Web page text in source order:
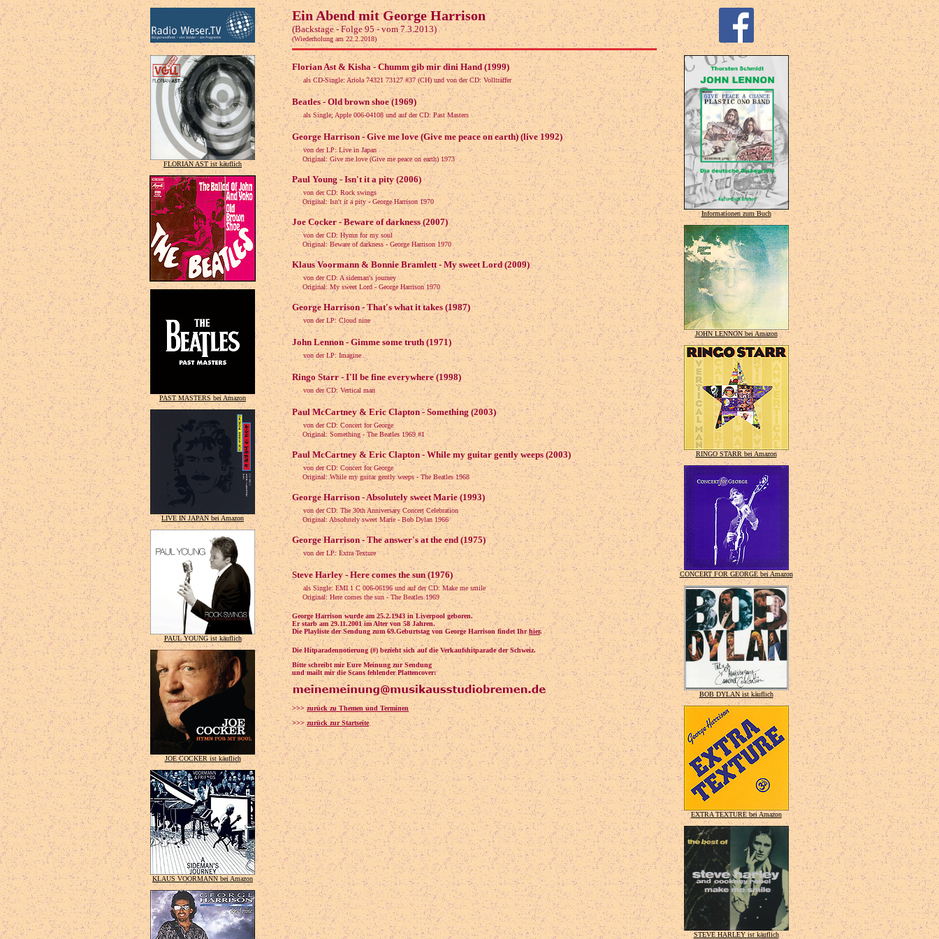
FLORIAN AST ist käuflich
PAST MASTERS bei Amazon
LIVE IN JAPAN bei Amazon
PAUL YOUNG ist käuflich
JOE COCKER ist käuflich
KLAUS VOORMANN bei Amazon
Ein Abend mit George Harrison
(Backstage - Folge 95 - vom 7.3.2013)
(Wiederholung am 22.2.2018)
Florian Ast & Kisha - Chumm gib mir dini Hand (1999)
als CD-Single: Ariola 74321 73127 #37 (CH) und von der CD: Vollträffer
Beatles - Old brown shoe (1969)
als Single; Apple 006-04108 und auf der CD: Past Masters
George Harrison - Give me love (Give me peace on earth) (live 1992)
von der LP: Live in Japan
Original: Give me love (Give me peace on earth) 1973
Paul Young - Isn't it a pity (2006)
von der CD: Rock swings
Original: Isn't it a pity - George Harrison 1970
Joe Cocker - Beware of darkness (2007)
von der CD: Hymn for my soul
Original: Beware of darkness - George Harrison 1970
Klaus Voormann & Bonnie Bramlett - My sweet Lord (2009)
von der CD: A sideman's journey
Original: My sweet Lord - George Harrison 1970
George Harrison - That's what it takes (1987)
von der LP: Cloud nine
John Lennon - Gimme some truth (1971)
von der LP: Imagine
Ringo Starr - I'll be fine everywhere (1998)
von der CD: Vertical man
Paul McCartney & Eric Clapton - Something (2003)
von der CD: Concert for George
Original: Something - The Beatles 1969 #1
Paul McCartney & Eric Clapton - While my guitar gently weeps (2003)
von der CD: Concert for George
Original: While my guitar gently weeps - The Beatles 1968
George Harrison - Absolutely sweet Marie (1993)
von der CD: The 30th Anniversary Concert Celebration
Original: Absolutely sweet Marie - Bob Dylan 1966
George Harrison - The answer's at the end (1975)
von der LP: Extra Texture
Steve Harley - Here comes the sun (1976)
als Single: EMI 1 C 006-06196 und auf der CD: Make me smile
Original: Here comes the sun - The Beatles 1969
George Harrison wurde am 25.2.1943 in Liverpool geboren.
Er starb am 29.11.2001 im Alter von 58 Jahren.
Die Playliste der Sendung zum 69.Geburtstag von George Harrison findet Ihrhier.
Die Hitparadennotierung (#) bezieht sich auf die Verkaufshitparade der Schweiz.
Bitte schreibt mir Eure Meinung zur Sendung
und mailt mir die Scans fehlender Plattencover:
>>>zurück zu Themen und Terminen
>>>zurück zur Startseite
Informationen zum Buch
JOHN LENNON bei Amazon
RINGO STARR bei Amazon
CONCERT FOR GEORGE bei Amazon
BOB DYLAN ist käuflich
EXTRA TEXTURE bei Amazon
STEVE HARLEY ist käuflich